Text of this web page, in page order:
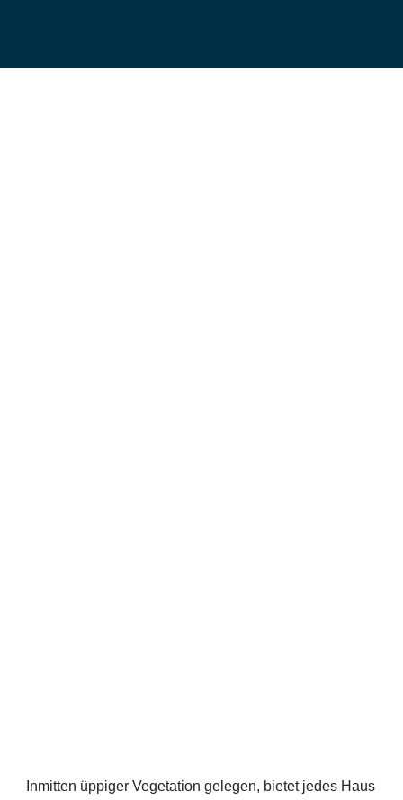
Inmitten üppiger Vegetation gelegen, bietet jedes Haus